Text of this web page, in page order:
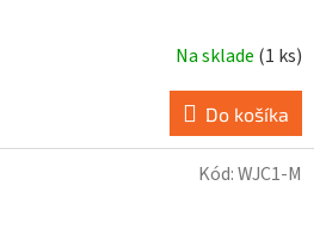
Na sklade (1 ks)
Do košíka
Kód:WJC1-M